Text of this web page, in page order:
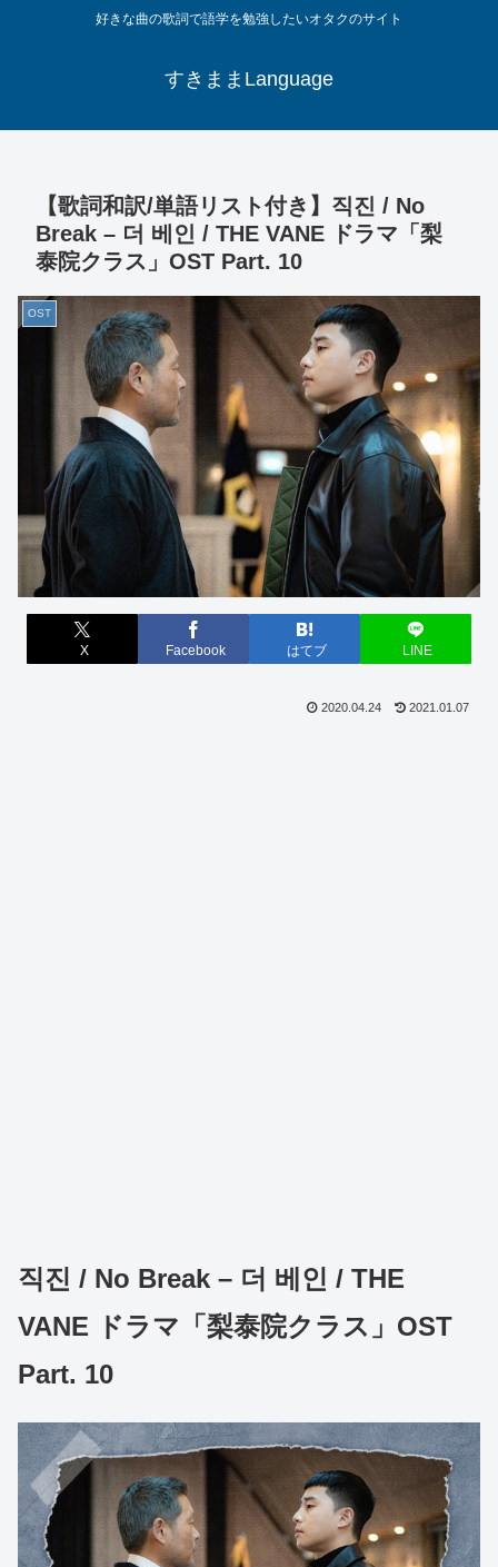
好きな曲の歌詞で語学を勉強したいオタクのサイト
すきままLanguage
【歌詞和訳/単語リスト付き】직진 / No
Break – 더 베인 / THE VANE ドラマ「梨
泰院クラス」OST Part. 10
OST
X Facebook はてブ LINE
2020.04.24 2021.01.07
직진 / No Break – 더 베인 / THE
VANE ドラマ「梨泰院クラス」OST
Part. 10